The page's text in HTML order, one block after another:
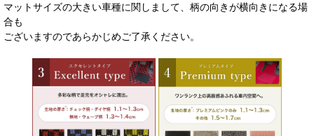
マットサイズの大きい車種に関しまして、柄の向きが横向きになる場
合も
ございますのであらかじめご了承ください。